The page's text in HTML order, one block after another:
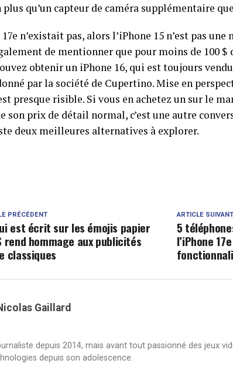
qu’un capteur de caméra supplémentaire
17e n’existait pas, alors l’iPhone 15 n’est pas
de mentionner que pour moins de 100 $
obtenir un iPhone 16, qui est toujours
par la société de Cupertino. Mise en
presque risible. Si vous en achetez un sur le
son prix de détail normal, c’est une autre
deux meilleures alternatives à explorer.
ARTICLE SUIVANT
5
l’iPhone
PRÉCÉDENT
est écrit sur les émojis papier
rend hommage aux publicités
classiques
Gaillard
depuis 2014, mais avant tout passionné des jeux
depuis son adolescence.